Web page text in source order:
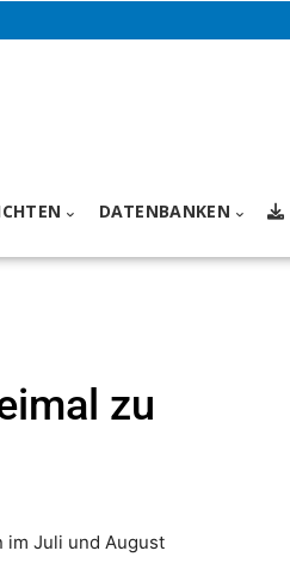
DATENBANKEN
zu
im Juli und August